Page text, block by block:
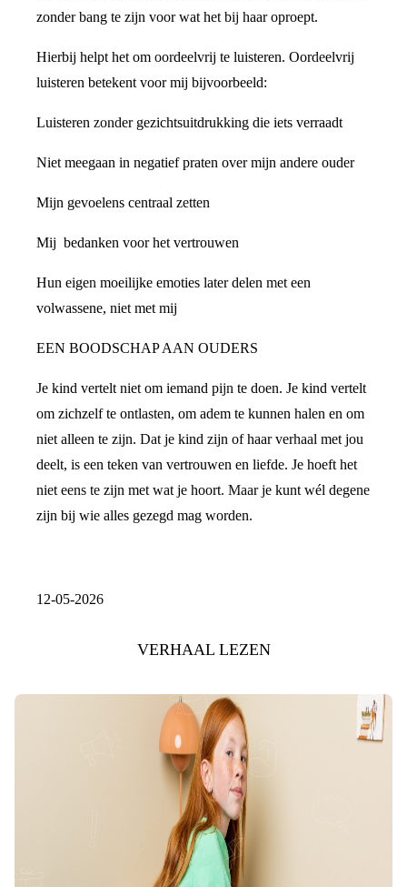
zonder bang te zijn voor wat het bij haar oproept.
Hierbij helpt het om oordeelvrij te luisteren. Oordeelvrij
luisteren betekent voor mij bijvoorbeeld:
Luisteren zonder gezichtsuitdrukking die iets verraadt
Niet meegaan in negatief praten over mijn andere ouder
Mijn gevoelens centraal zetten
Mij bedanken voor het vertrouwen
Hun eigen moeilijke emoties later delen met een
volwassene, niet met mij
EEN BOODSCHAP AAN OUDERS
Je kind vertelt niet om iemand pijn te doen. Je kind vertelt
om zichzelf te ontlasten, om adem te kunnen halen en om
niet alleen te zijn. Dat je kind zijn of haar verhaal met jou
deelt, is een teken van vertrouwen en liefde. Je hoeft het
niet eens te zijn met wat je hoort. Maar je kunt wél degene
zijn bij wie alles gezegd mag worden.
12-05-2026
VERHAAL LEZEN